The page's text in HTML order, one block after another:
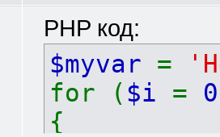
PHP код:
$myvar =
for ($i = 0
{